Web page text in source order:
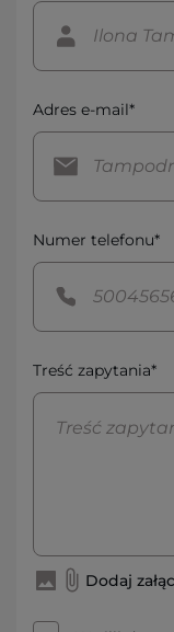
Adres e-mail*
Numer telefonu*
Treść zapytania*
Dodaj